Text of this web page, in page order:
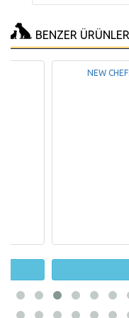
BENZER ÜRÜNLER
NEW CHEFS